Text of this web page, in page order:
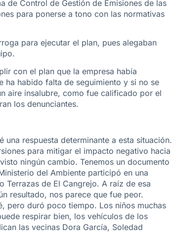
de Control de Gestión de Emisiones de las
para ponerse a tono con las normativas
para ejecutar el plan, pues alegaban
con el plan que la empresa había
ha habido falta de seguimiento y si no se
aire insalubre, como fue calificado por el
los denunciantes.
una respuesta determinante a esta situación.
para mitigar el impacto negativo hacia
ningún cambio. Tenemos un documento
del Ambiente participó en una
de El Cangrejo. A raíz de esa
resultado, nos parece que fue peor.
pero duró poco tiempo. Los niños muchas
respirar bien, los vehículos de los
las vecinas Dora García, Soledad